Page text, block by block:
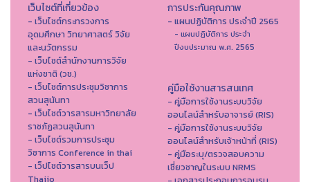
เว็บไซต์ที่เกี่ยวข้อง
- เว็บไซต์กระทรวงการ
อุดมศึกษา วิทยาศาสตร์ วิจัย
และนวัตกรรม
- เว็บไซต์สำนักงานการวิจัย
แห่งชาติ (วช.)
- เว็บไซต์การประชุมวิชาการ
สวนสุนันทา
- เว็บไซต์วารสารมหาวิทยาลัย
ราชภัฏสวนสุนันทา
- เว็บไซต์รวมการประชุม
วิชาการ Conference in thai
- เว็ปไซต์วารสารบนเว็ป
Thaijo
การประกันคุณภาพ
- แผนปฏิบัติการ ประจำปี 2565
- แผนปฏิบัติการ ประจำ
ปีงบประมาณ พ.ศ. 2565
คู่มือใช้งานสารสนเทศ
- คู่มือการใช้งานระบบวิจัย
ออนไลน์สำหรับอาจารย์ (RIS)
- คู่มือการใช้งานระบบวิจัย
ออนไลน์สำหรับเจ้าหน้าที่ (RIS)
- คู่มือระบุ/ตรวจสอบความ
เชี่ยวชาญในระบบ NRMS